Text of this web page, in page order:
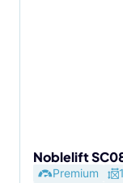
Noblelift
Premium